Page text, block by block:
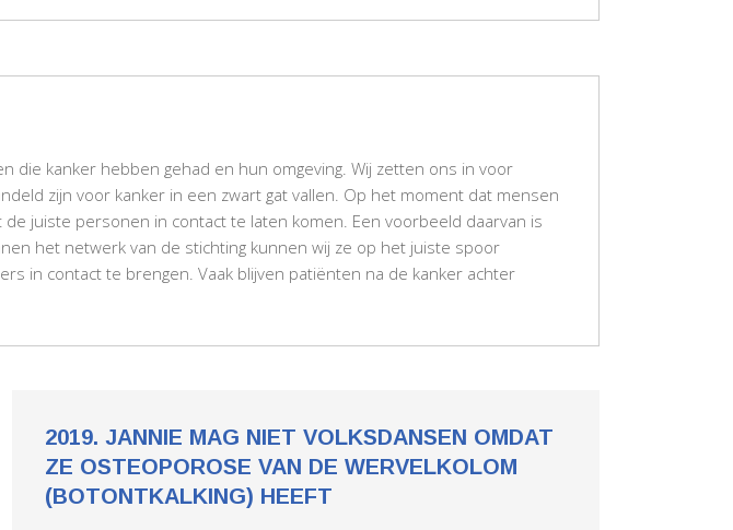
kanker hebben gehad en hun omgeving. Wij zetten ons in voor
zijn voor kanker in een zwart gat vallen. Op het moment dat mensen
juiste personen in contact te laten komen. Een voorbeeld daarvan is
het netwerk van de stichting kunnen wij ze op het juiste spoor
in contact te brengen. Vaak blijven patiënten na de kanker achter
2019. JANNIE MAG NIET VOLKSDANSEN OMDAT
ZE OSTEOPOROSE VAN DE WERVELKOLOM
(BOTONTKALKING) HEEFT